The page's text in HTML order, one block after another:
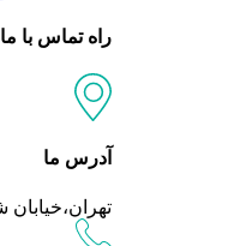
راه تماس با ما
آدرس ما
تهران،خیابان